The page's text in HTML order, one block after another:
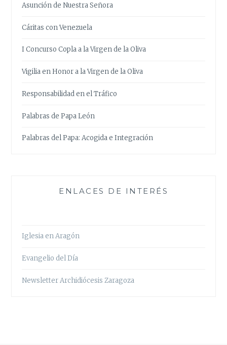
Asunción de Nuestra Señora
Cáritas con Venezuela
I Concurso Copla a la Virgen de la Oliva
Vigilia en Honor a la Virgen de la Oliva
Responsabilidad en el Tráfico
Palabras de Papa León
Palabras del Papa: Acogida e Integración
ENLACES DE INTERÉS
Iglesia en Aragón
Evangelio del Día
Newsletter Archidiócesis Zaragoza